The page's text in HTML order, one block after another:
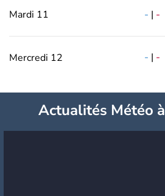
Mardi 11 - | -
Mercredi 12 - | -
Actualités Météo